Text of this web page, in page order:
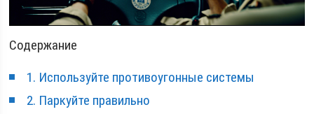
Содержание
1. Используйте противоугонные системы
2. Паркуйте правильно